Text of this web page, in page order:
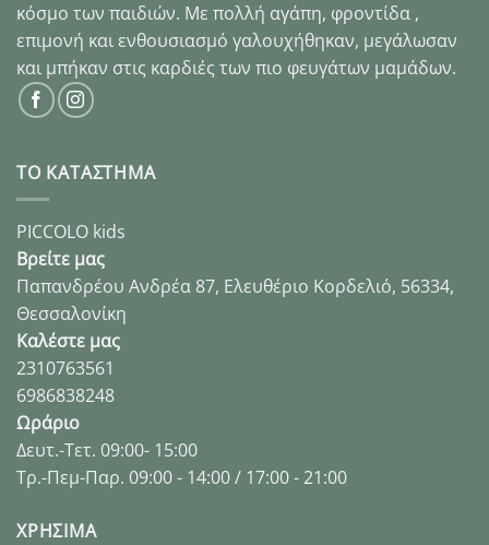
κόσμο των παιδιών. Με πολλή αγάπη, φροντίδα ,
επιμονή και ενθουσιασμό γαλουχήθηκαν, μεγάλωσαν
και μπήκαν στις καρδιές των πιο φευγάτων μαμάδων.
ΤΟ ΚΑΤΑΣΤΗΜΑ
PICCOLO kids
Βρείτε μας
Παπανδρέου Ανδρέα 87, Ελευθέριο Κορδελιό, 56334,
Θεσσαλονίκη
Καλέστε μας
2310763561
6986838248
Ωράριο
Δευτ.-Τετ. 09:00- 15:00
Τρ.-Πεμ-Παρ. 09:00 - 14:00 / 17:00 - 21:00
XΡΉΣΙΜΑ